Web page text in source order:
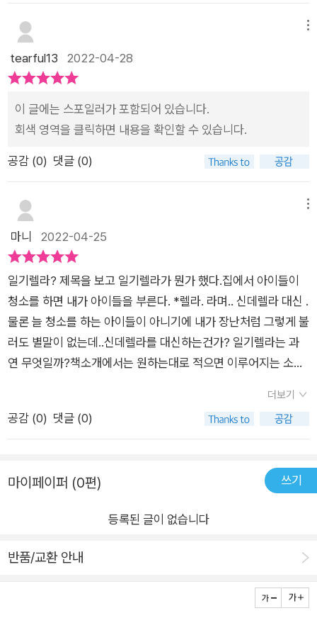
마음속의 바람은 어떻게 이룰 수 있는지, 그 생각의 끝에는 자신
을 객관화시킬 수 있는 한층 성장한 자신이 서 있을 것이다.
던데 말예요.​우여곡절끝에 자기가 쓴 일기의 비밀을 알아내고는
자신의 바램을 담은 일기를 쓰기시작해요.​어떤일기로 쓰여질지
궁금하지 않나요?전 아름이 일기보는 재미가 쏠쏠하더라구요.​​​​​신
데렐라 일기장을 다 쓰고난뒤재구매하러 간 문방구에서는 이상
한 나라의 앨리스일기장밖에 없는거죠. 뭔가 분명 다를텐데​그동
안 써온 일기장은 신데렐라 일기장.12시가 거의 다될쯤까지 일기
이상한 나라의 앨리스 일기장은어떤 사용법이 있을까요?​​​ ​일기장
을 처음 만나게 해준 민지둘도없는 친구라 믿었던 민지와 아름이
가일기를 쓰면서 자신의 바램되로 되는걸 보며아름이는 민지와
점점 멀어지게 되고오해는 쌓여 가요.​민지가 어떻게 일기장을 만
나게 되었는지 내용도 있었으면좋을텐데 그내용이 없어서 궁금
하더라구요.그래서 아이와 이야기 하는 시간을 갖으려구요.어떻
게 민지가 일기장을 만났는지 이야기를 더 확장시켜보는것도재
밌을것 같아서요.​일기장으로 생긴 여러가지 일,민지의 꾸며낸 일
기도 아이읽기 훔쳐보는 것 같은 재미를 주기도 해요.​한숨에 읽혀
지는 재밌는 일기​두사람의 우정은 지켜질수 있을까요??​일기장
은 어디서 파는지 주소라도 적어주시지 ㅎㅎ참 아쉽습니다 ㅋㅋ​​​​ ​
태그#논장#일기렐라#일기#요정#이상한나라의앨리스#우정#
이해#배려#송방순#우리아이책카​
를 잘 썼던 친구에게는 상장과 선물을 주더라고요.아름이는 일기
쓸 내용이 잘 생각나지 않고, 늘 힘겹게 일기를 쓰는데...아름이와
소원을 이루어주는 일기장을 선물하면서 써보라고 합니다.이 일
일기장!!(어머 저도 너무 갖고 싶네요 ㅎㅎ)​일기장이 가진 마법의
힘을 알게 된 아름이는 평소 좋아하는 남자아이에 관한 내용도 적
는 등자신이 이루고 싶었던 소원을 적어나가기 시작해요.하지만
일기장을 왜 아름이에게 준 걸까요?​ 아름이와 민지의 사이가
어떻게 전개되는지 궁금하시다면^^ 일기렐라를 읽어보세요~처
음에는 일기라는 단어에 질색하며 보기 싫다고 했던 딸아이가 흥
미로운 스토리로 전개되는 내용을보더니 앉은 자리에서 뚝딱 다
읽었던 책이랍니다.​아무래도 아이들이 좋아하는 요소들이 다 나
와있는 내용인 거 같더라고요~정말 재미있어 했어요!​친구와의
따뜻한 우정 이야기와 학교에서 일어나는 일들이 공감대를 형성
하면서재미있게 읽을 수 있는 책인 거 같아요! 초등 아이들에게
tearful13 2022-04-28
이 글에는 스포일러가 포함되어 있습니다.
회색 영역을 클릭하면 내용을 확인할 수 있습니다.
공감 (0) 댓글 (0)
마니 2022-04-25
일기렐라? 제목을 보고 일기렐라가 뭔가 했다.집에서 아이들이
청소를 하면 내가 아이들을 부른다. *렐라. 라며.. 신데렐라 대신 .
물론 늘 청소를 하는 아이들이 아니기에 내가 장난처럼 그렇게 불
러도 별말이 없는데..신데렐라를 대신하는건가? 일기렐라는 과
연 무엇일까?책소개에서는 원하는대로 적으면 이루어지는 소원
지속 인물들 중 누가 일기렐라일까?12장으로 이루어진 차례와
작가의 말신데렐라 일기장이라니.. 거꾸로 일기장은 뭐지? 너무
악. 이건 무슨 글이 콩알만해? 하지만 다행이다. 이건 그 책처럼
글이 콩알만하지 않아서..초등 3학년 이상이라고 되어있는데 3
말고 책을 잘 안읽는 친구들은 고학년이라도 충분히 재미있게 읽
민지가 일기상을 탔다.담임 선생님은 일주일에 세 번 이상 일기를
쓰게 하고 꼬박꼬박 메모도 해준다. 그리고 매달 한 명을 뽑아 상
장과 함께 피자 교환권이나 도서 상품권을 준다는 것이다. 상은
더보기
공감 (0) 댓글 (0)
마이페이퍼 (0편) 쓰기
등록된 글이 없습니다
반품/교환 안내